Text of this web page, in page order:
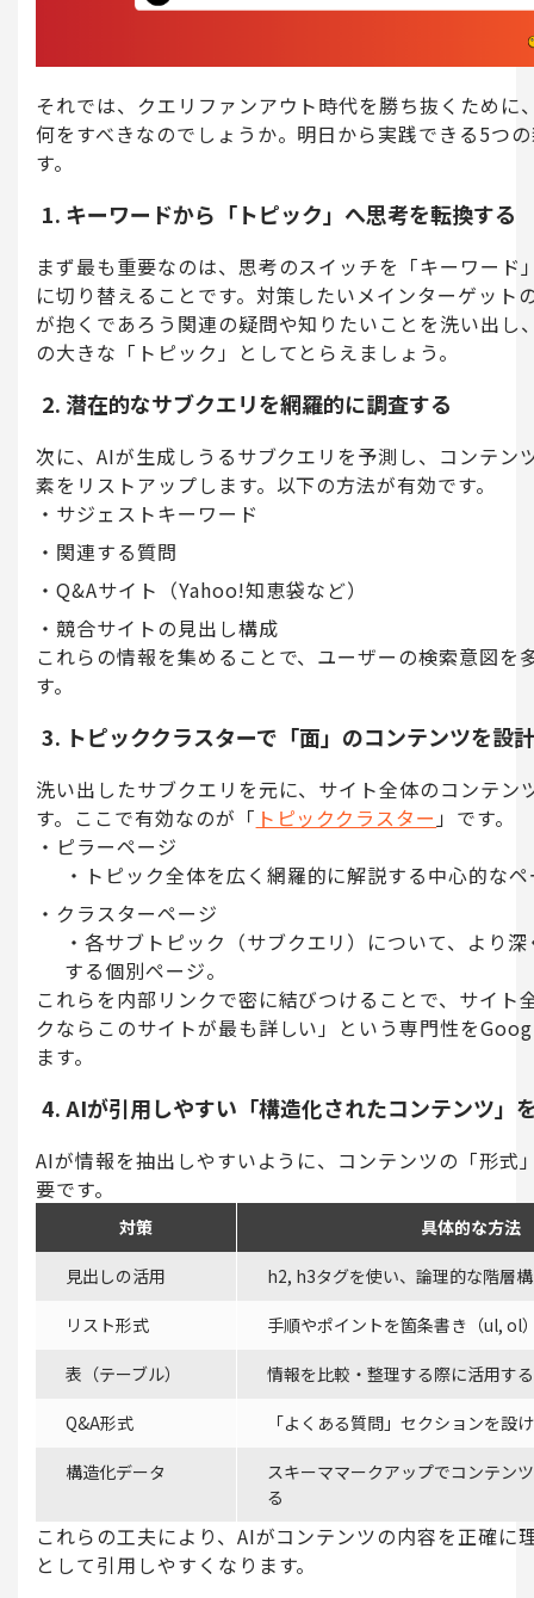
それでは、クエリファンアウト時代を勝ち抜くために
何をすべきなのでしょうか。明日から実践できる5つ
す。
1. キーワードから「トピック」へ思考を転換する
まず最も重要なのは、思考のスイッチを「キーワード
に切り替えることです。対策したいメインターゲット
が抱くであろう関連の疑問や知りたいことを洗い出し
の大きな「トピック」としてとらえましょう。
2. 潜在的なサブクエリを網羅的に調査する
次に、AIが生成しうるサブクエリを予測し、コンテン
素をリストアップします。以下の方法が有効です。
サジェストキーワード
関連する質問
Q&Aサイト（Yahoo!知恵袋など）
競合サイトの見出し構成
これらの情報を集めることで、ユーザーの検索意図を
す。
3. トピッククラスターで「面」のコンテンツを設
洗い出したサブクエリを元に、サイト全体のコンテン
す。ここで有効なのが「 トピッククラスター 」です。
ピラーページ
トピック全体を広く網羅的に解説する中心的な
クラスターページ
各サブトピック（サブクエリ）について、より
する個別ページ。
これらを内部リンクで密に結びつけることで、サイト
クならこのサイトが最も詳しい」という専門性を
ます。
4. AIが引用しやすい「構造化されたコンテンツ」
AIが情報を抽出しやすいように、コンテンツの「形式
要です。
対策 具体的な方法
見出しの活用 h2, h3タグを使い、論理的な階層
リスト形式 手順やポイントを箇条書き（ul, ol
表（テーブル） 情報を比較・整理する際に活用する
Q&A形式 「よくある質問」セクションを設
構造化データ
スキーママークアップでコンテン
る
これらの工夫により、AIがコンテンツの内容を正確に
として引用しやすくなります。